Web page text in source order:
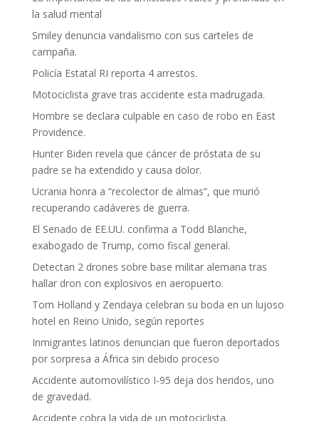
la salud mental
Smiley denuncia vandalismo con sus carteles de
campaña.
Policía Estatal RI reporta 4 arrestos.
Motociclista grave tras accidente esta madrugada.
Hombre se declara culpable en caso de robo en East
Providence.
Hunter Biden revela que cáncer de próstata de su
padre se ha extendido y causa dolor.
Ucrania honra a “recolector de almas”, que murió
recuperando cadáveres de guerra.
El Senado de EE.UU. confirma a Todd Blanche,
exabogado de Trump, como fiscal general.
Detectan 2 drones sobre base militar alemana tras
hallar dron con explosivos en aeropuerto.
Tom Holland y Zendaya celebran su boda en un lujoso
hotel en Reino Unido, según reportes
Inmigrantes latinos denuncian que fueron deportados
por sorpresa a África sin debido proceso
Accidente automovilístico I-95 deja dos heridos, uno
de gravedad.
Accidente cobra la vida de un motociclista.